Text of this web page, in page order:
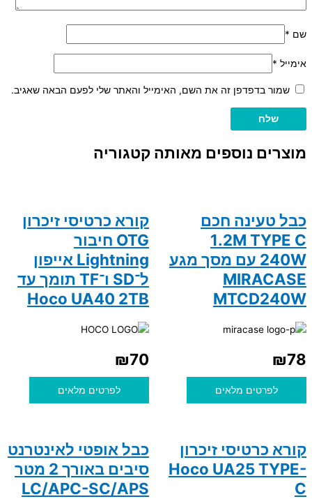
שם *
אימייל *
שמור בדפדפן זה את השם, האימייל והאתר שלי לפעם הבאה שאגיב.
מוצרים נוספים מאותה קטגוריה
כבל טעינה חכם
1.2M TYPE C
240W עם מסך מגע
MIRACASE
MTCD240W
₪78
לפרטים מלאים
קורא כרטיסי זיכרון
OTG חיבור
Lightning אייפון
ל־SD ו־TF תומך עד
Hoco UA40 2TB
₪70
לפרטים מלאים
קורא כרטיסי זיכרון
Hoco UA25 TYPE-
C
כבל אופטי לאינטרנט
סיבים באורך 2 מטר
LC/APC-SC/APS